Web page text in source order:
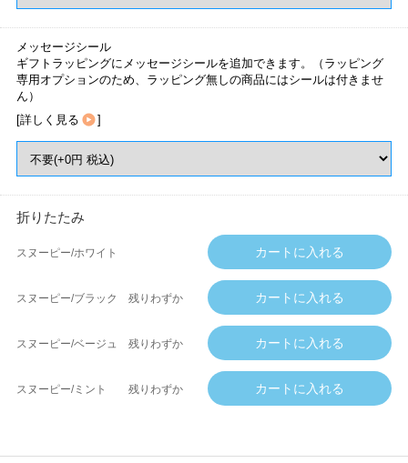
メッセージシール
ギフトラッピングにメッセージシールを追加できます。（ラッピング
専用オプションのため、ラッピング無しの商品にはシールは付きませ
ん）
[詳しく見る ]
折りたたみ
スヌーピー/ホワイト
スヌーピー/ブラック 残りわずか
スヌーピー/ベージュ 残りわずか
スヌーピー/ミント 残りわずか